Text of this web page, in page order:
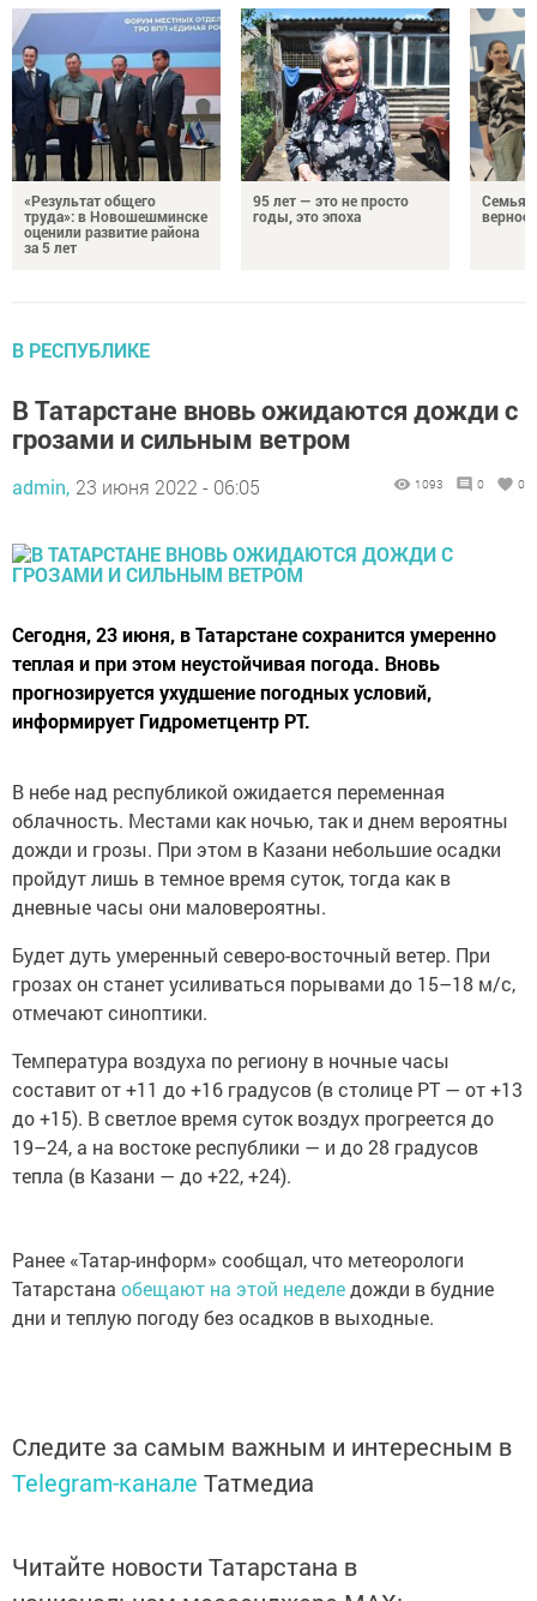
«Результат общего
труда»: в Новошешминске
оценили развитие района
за 5 лет
95 лет — это не просто
годы, это эпоха
Семья
В РЕСПУБЛИКЕ
В Татарстане вновь ожидаются дожди с
грозами и сильным ветром
admin, 23 июня 2022 - 06:05 1093 0 0
Сегодня, 23 июня, в Татарстане сохранится умеренно
теплая и при этом неустойчивая погода. Вновь
прогнозируется ухудшение погодных условий,
информирует Гидрометцентр РТ.
В небе над республикой ожидается переменная
облачность. Местами как ночью, так и днем вероятны
дожди и грозы. При этом в Казани небольшие осадки
пройдут лишь в темное время суток, тогда как в
дневные часы они маловероятны.
Будет дуть умеренный северо-восточный ветер. При
грозах он станет усиливаться порывами до 15–18 м/с,
отмечают синоптики.
Температура воздуха по региону в ночные часы
составит от +11 до +16 градусов (в столице РТ — от +13
до +15). В светлое время суток воздух прогреется до
19–24, а на востоке республики — и до 28 градусов
тепла (в Казани — до +22, +24).
Ранее «Татар-информ» сообщал, что метеорологи
Татарстана обещают на этой неделедожди в будние
дни и теплую погоду без осадков в выходные.
Следите за самым важным и интересным в
Telegram-канале Татмедиа
Читайте новости Татарстана в